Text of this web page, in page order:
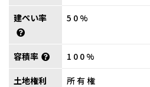
建ぺい率 50%
容積率 100%
土地権利 所有権